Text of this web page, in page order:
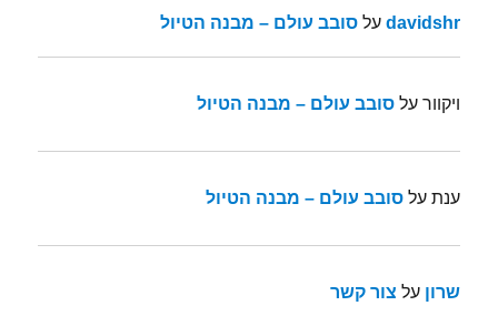
davidshr עלסובב עולם – מבנה הטיול
ויקוור עלסובב עולם – מבנה הטיול
ענת עלסובב עולם – מבנה הטיול
שרון על צור קשר